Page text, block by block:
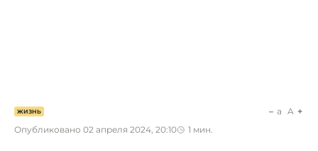
ЖИЗНЬ
Опубликовано 02 апреля 2024, 20:10 1 мин.
a A